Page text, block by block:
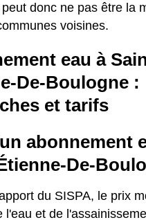
donc ne pas être la
voisines.
eau à
De-Boulogne :
et tarifs
abonnement
De-
du SISPA, le prix
l'eau et de